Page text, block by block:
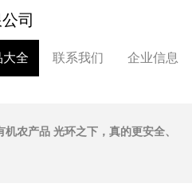
司
大全 联系我们 企业信息
机农产品 光环之下，真的更安全、